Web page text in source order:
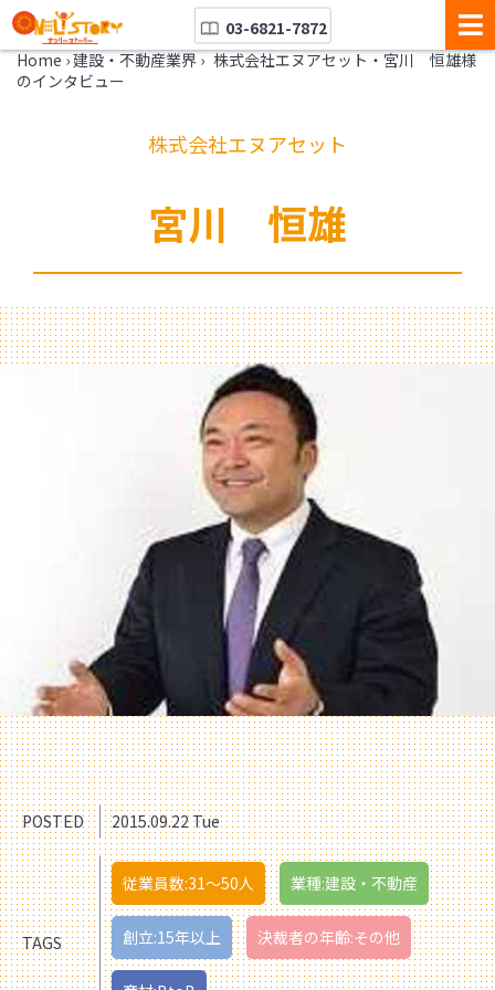
03-6821-7872
Home ›建設・不動産業界 › 株式会社エヌアセット・宮川 恒雄様
のインタビュー
株式会社エヌアセット
宮川 恒雄
POSTED 2015.09.22 Tue
TAGS
従業員数:31〜50人 業種:建設・不動産
創立:15年以上 決裁者の年齢:その他